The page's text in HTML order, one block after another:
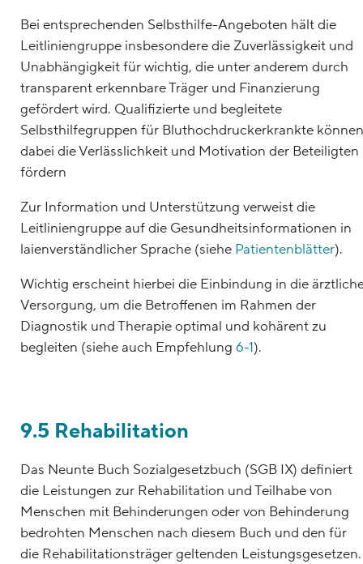
Bei entsprechenden Selbsthilfe-Angeboten hält die
Leitliniengruppe insbesondere die Zuverlässigkeit und
Unabhängigkeit für wichtig, die unter anderem durch
transparent erkennbare Träger und Finanzierung
gefördert wird. Qualifizierte und begleitete
Selbsthilfegruppen für Bluthochdruckerkrankte können
dabei die Verlässlichkeit und Motivation der Beteiligten
fördern
Zur Information und Unterstützung verweist die
Leitliniengruppe auf die Gesundheitsinformationen in
laienverständlicher Sprache (siehe Patientenblätter).
Wichtig erscheint hierbei die Einbindung in die
Versorgung, um die Betroffenen im Rahmen der
Diagnostik und Therapie optimal und kohärent zu
begleiten (siehe auch Empfehlung 6-1).
9.5 Rehabilitation
Das Neunte Buch Sozialgesetzbuch (SGB IX) definiert
die Leistungen zur Rehabilitation und Teilhabe von
Menschen mit Behinderungen oder von Behinderung
bedrohten Menschen nach diesem Buch und den für
die Rehabilitationsträger geltenden Leistungsgesetzen.